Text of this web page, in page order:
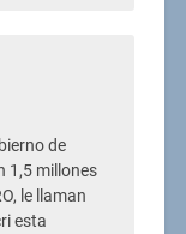
de
1,5 millones
le llaman
esta